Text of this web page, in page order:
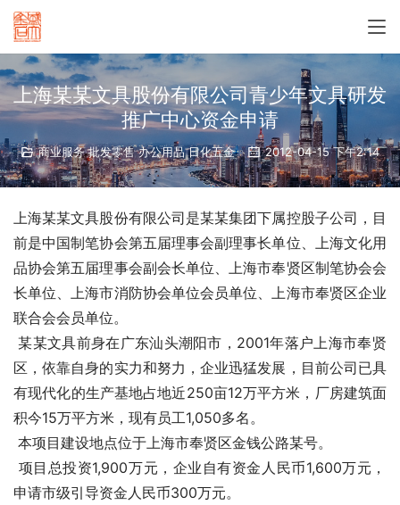
上海某某文具股份有限公司青少年文具研发
推广中心资金申请
商业服务 批发零售 办公用品 日化五金 2012-04-15 下午2:14
上海某某文具股份有限公司是某某集团下属控股子公司，目
前是中国制笔协会第五届理事会副理事长单位、上海文化用
品协会第五届理事会副会长单位、上海市奉贤区制笔协会会
长单位、上海市消防协会单位会员单位、上海市奉贤区企业
联合会会员单位。
某某文具前身在广东汕头潮阳市，2001年落户上海市奉贤
区，依靠自身的实力和努力，企业迅猛发展，目前公司已具
有现代化的生产基地占地近250亩12万平方米，厂房建筑面
积今15万平方米，现有员工1,050多名。
本项目建设地点位于上海市奉贤区金钱公路某号。
申请市级引导资金人民币300万元。